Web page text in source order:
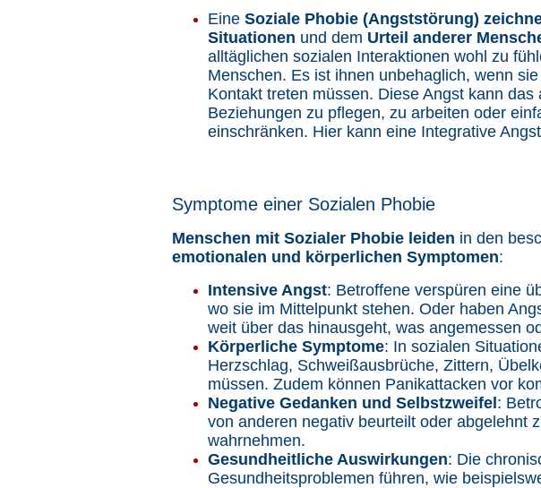
Eine Soziale Phobie (Angststörung)
Situationen und dem Urteil anderer
alltäglichen sozialen Interaktionen wohl zu
Menschen. Es ist ihnen unbehaglich, wenn sie
Kontakt treten müssen. Diese Angst kann
Beziehungen zu pflegen, zu arbeiten oder
einschränken. Hier kann eine Integrative
Symptome einer Sozialen Phobie
Menschen mit Sozialer Phobie leiden in den
emotionalen und körperlichen Symptomen:
Intensive Angst: Betroffene verspüren eine
wo sie im Mittelpunkt stehen. Oder haben
weit über das hinausgeht, was angemessen
Körperliche Symptome: In sozialen
Herzschlag, Schweißausbrüche, Zittern,
müssen. Zudem können Panikattacken vor
Negative Gedanken und Selbstzweifel:
von anderen negativ beurteilt oder abgelehnt
wahrnehmen.
Gesundheitliche Auswirkungen: Die
Gesundheitsproblemen führen, wie